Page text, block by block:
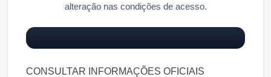
alteração nas condições de acesso.
CONSULTAR INFORMAÇÕES OFICIAIS